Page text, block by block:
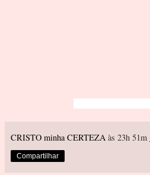
CRISTO minha CERTEZA às 23h 51m
Compartilhar